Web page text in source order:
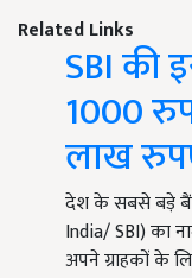
Related Links
SBI की
1000
लाख
देश के सबसे बड़े
India/ SBI) का
अपने ग्राहकों के